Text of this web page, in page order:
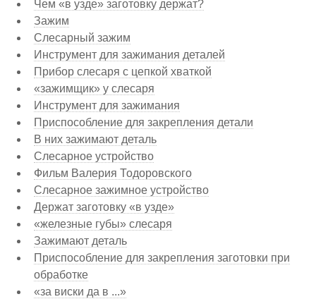
Чем «в узде» заготовку держат?
Зажим
Слесарный зажим
Инструмент для зажимания деталей
Прибор слесаря с цепкой хваткой
«зажимщик» у слесаря
Инструмент для зажимания
Приспособление для закрепления детали
В них зажимают деталь
Слесарное устройство
Фильм Валерия Тодоровского
Слесарное зажимное устройство
Держат заготовку «в узде»
«железные губы» слесаря
Зажимают деталь
Приспособление для закрепления заготовки при
обработке
«за виски да в ...»